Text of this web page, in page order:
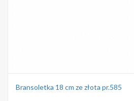
Bransoletka 18 cm ze złota pr.585